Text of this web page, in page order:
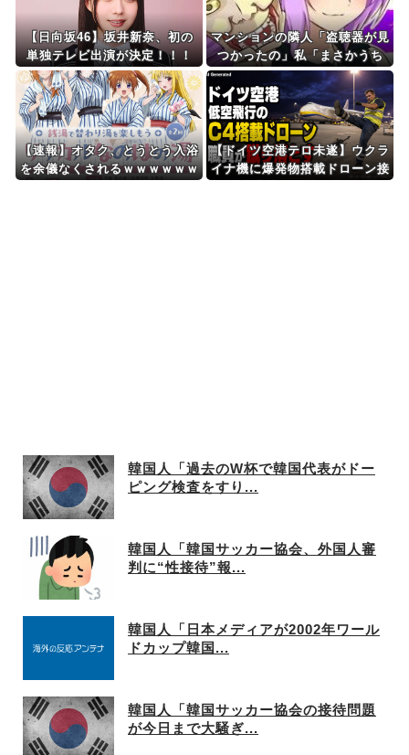
【日向坂46】坂井新奈、初の
単独テレビ出演が決定！！！
マンションの隣人「盗聴器が見
つかったの」私「まさかうち
も？」→業者に調査を依頼した
ら、犯人の正体まで見えてき
て…
【速報】オタク、とうとう入浴
を余儀なくされるｗｗｗｗｗｗ
【ドイツ空港テロ未遂】ウクラ
イナ機に爆発物搭載ドローン接
韓国人「過去のW杯で韓国代表がドー
ピング検査をすり...
韓国人「韓国サッカー協会、外国人審
判に“性接待”報...
韓国人「日本メディアが2002年ワール
ドカップ韓国...
韓国人「韓国サッカー協会の接待問題
が今日まで大騒ぎ...